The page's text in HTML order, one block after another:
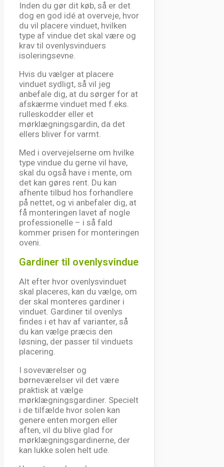
Inden du gør dit køb, så er det
dog en god idé at overveje, hvor
du vil placere vinduet, hvilken
type af vindue det skal være og
krav til ovenlysvinduers
isoleringsevne.
Hvis du vælger at placere
vinduet sydligt, så vil jeg
anbefale dig, at du sørger for at
afskærme vinduet med f.eks.
rulleskodder eller et
mørklægningsgardin, da det
ellers bliver for varmt.
Med i overvejelserne om hvilke
type vindue du gerne vil have,
skal du også have i mente, om
det kan gøres rent. Du kan
afhente tilbud hos forhandlere
på nettet, og vi anbefaler dig, at
få monteringen lavet af nogle
professionelle – i så fald
kommer prisen for monteringen
oveni.
Gardiner til ovenlysvindue
Alt efter hvor ovenlysvinduet
skal placeres, kan du vælge, om
der skal monteres gardiner i
vinduet. Gardiner til ovenlys
findes i et hav af varianter, så
du kan vælge præcis den
løsning, der passer til vinduets
placering.
I soveværelser og
børneværelser vil det være
praktisk at vælge
mørklægningsgardiner. Specielt
i de tilfælde hvor solen kan
genere enten morgen eller
aften, vil du blive glad for
mørklægningsgardinerne, der
kan lukke solen helt ude.